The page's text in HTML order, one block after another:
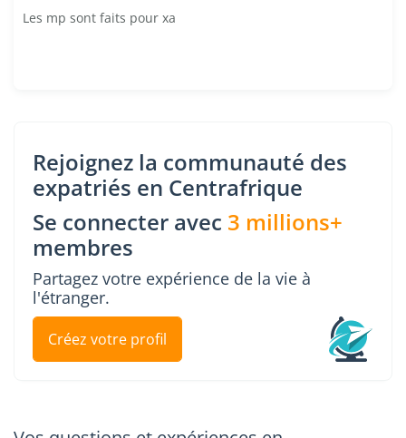
Les mp sont faits pour xa
Rejoignez la communauté des
expatriés en Centrafrique
Se connecter avec 3 millions+
membres
Partagez votre expérience de la vie à
l'étranger.
Créez votre profil